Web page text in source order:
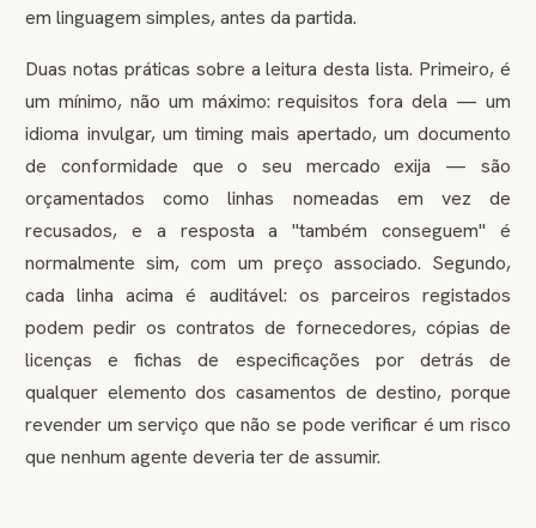
em linguagem simples, antes da partida.
Duas notas práticas sobre a leitura desta lista. Primeiro, é
um mínimo, não um máximo: requisitos fora dela — um
idioma invulgar, um timing mais apertado, um documento
de conformidade que o seu mercado exija — são
orçamentados como linhas nomeadas em vez de
recusados, e a resposta a "também conseguem" é
normalmente sim, com um preço associado. Segundo,
cada linha acima é auditável: os parceiros registados
podem pedir os contratos de fornecedores, cópias de
licenças e fichas de especificações por detrás de
qualquer elemento dos casamentos de destino, porque
revender um serviço que não se pode verificar é um risco
que nenhum agente deveria ter de assumir.